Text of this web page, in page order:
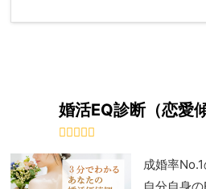
婚活EQ診断（恋愛
成婚率
自分自身